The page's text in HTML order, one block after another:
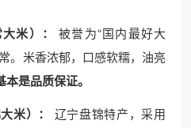
米）：
被誉为“国内最好大
。米香浓郁，口感软糯，油亮
是品质保证。
米）：
辽宁盘锦特产，采用